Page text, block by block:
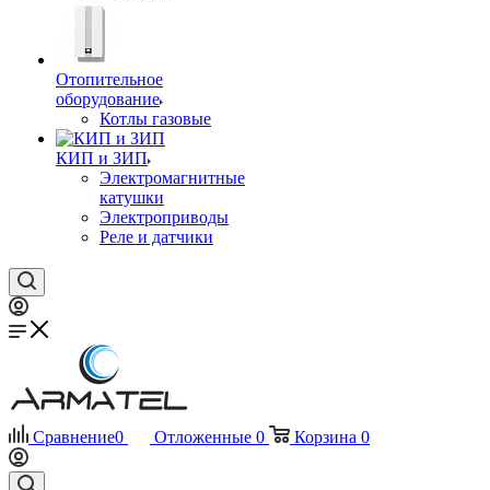
Отопительное
оборудование
Котлы газовые
КИП и ЗИП
Электромагнитные
катушки
Электроприводы
Реле и датчики
Сравнение0 Отложенные 0 Корзина 0